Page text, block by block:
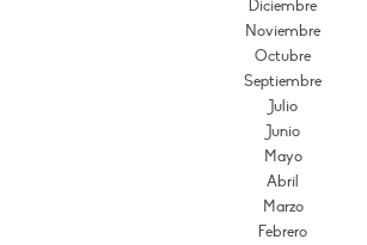
Diciembre
Noviembre
Octubre
Septiembre
Julio
Junio
Mayo
Abril
Marzo
Febrero